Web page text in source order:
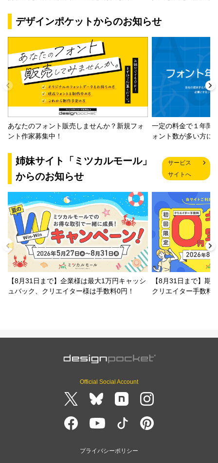
デザインポケットからのお知らせ
あなたのフォント販売しませんか？新規フォ
ント作家募集中！
一定の料金で１年間
ォント数が多い方に
姉妹サイト「ミツカルモール」
からのお知らせ
サービス
サイトへ
【8月31日まで】企業様は最大1万円キャッシ
ュバック、クリエイター様は手数料0円！
【8月31日まで】期
クリエイター手数料
Official Social Account
プライバシーポリシー